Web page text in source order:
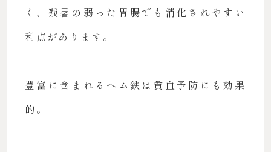
く、残暑の弱った胃腸でも消化されやすい
利点があります。
豊富に含まれるヘム鉄は貧血予防にも効果
的。